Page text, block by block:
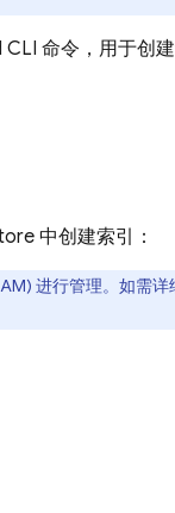
CLI 命令，用于创
中创建索引：
进行管理。如需